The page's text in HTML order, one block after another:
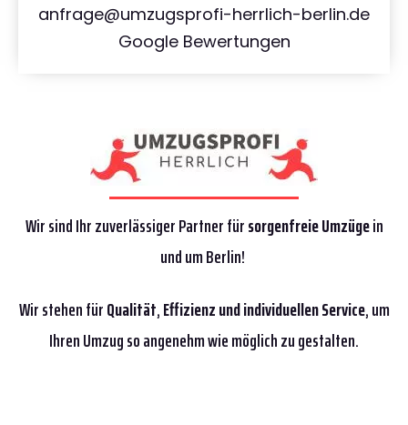
anfrage@umzugsprofi-herrlich-berlin.de
Google Bewertungen
Wir sind Ihr zuverlässiger Partner fürsorgenfreie Umzügein
und um Berlin!
Wir stehen fürQualität,Effizienzund individuellen Service, um
Ihren Umzug so angenehm wie möglich zu gestalten.